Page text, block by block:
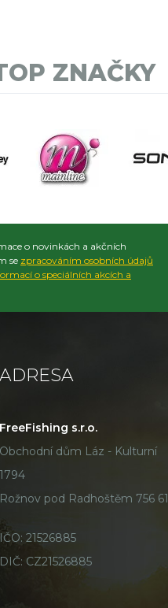
ZNAČKY
o novinkách a akčních
se zpracováním osobních údajů
o speciálních akcích a
ADRESA
FreeFishing s.r.o.
Obchodní dům Láz - Kulturní
1794
Rožnov pod Radhoštěm 756 61
IČO: 21526885
DIČ: CZ21526885